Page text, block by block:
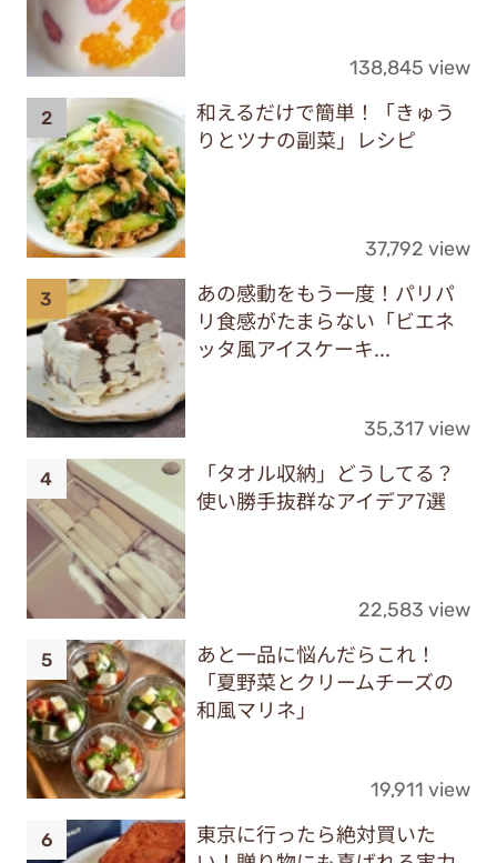
138,845 view
和えるだけで簡単！「きゅう
りとツナの副菜」レシピ
37,792 view
あの感動をもう一度！パリパ
リ食感がたまらない「ビエネ
ッタ風アイスケーキ...
35,317 view
「タオル収納」どうしてる？
使い勝手抜群なアイデア7選
22,583 view
あと一品に悩んだらこれ！
「夏野菜とクリームチーズの
和風マリネ」
19,911 view
東京に行ったら絶対買いた